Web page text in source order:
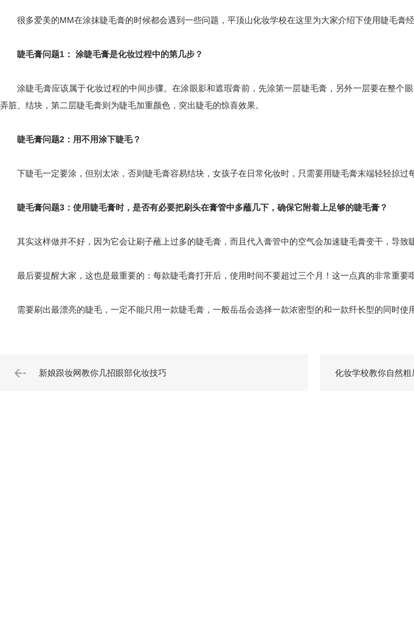
很多爱美的MM在涂抹睫毛膏的时候都会遇到一些问题，平顶山化妆学校在这里为大家介绍下使用睫毛膏
睫毛膏问题1： 涂睫毛膏是化妆过程中的第几步？
涂睫毛膏应该属于化妆过程的中间步骤。在涂眼影和遮瑕膏前，先涂第一层睫毛膏，另外一层要在整个
弄脏、结块，第二层睫毛膏则为睫毛加重颜色，突出睫毛的惊喜效果。
睫毛膏问题2：用不用涂下睫毛？
下睫毛一定要涂，但别太浓，否则睫毛膏容易结块，女孩子在日常化妆时，只需要用睫毛膏末端轻轻掠过
睫毛膏问题3：使用睫毛膏时，是否有必要把刷头在膏管中多蘸几下，确保它附着上足够的睫毛膏？
其实这样做并不好，因为它会让刷子蘸上过多的睫毛膏，而且代入膏管中的空气会加速睫毛膏变干，导致
最后要提醒大家，这也是最重要的：每款睫毛膏打开后，使用时间不要超过三个月！这一点真的非常重要
需要刷出最漂亮的睫毛，一定不能只用一款睫毛膏，一般岳岳会选择一款浓密型的和一款纤长型的同时使
新娘跟妆网教你几招眼部化妆技巧 化妆学校教你自然粗